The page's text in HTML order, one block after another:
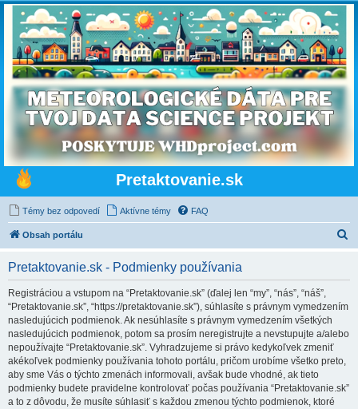
Pretaktovanie.sk
Témy bez odpovedí Aktívne témy FAQ
Obsah portálu
Pretaktovanie.sk - Podmienky používania
Registráciou a vstupom na “Pretaktovanie.sk” (ďalej len “my”, “nás”, “náš”,
“Pretaktovanie.sk”, “https://pretaktovanie.sk”), súhlasíte s právnym vymedzením
nasledujúcich podmienok. Ak nesúhlasíte s právnym vymedzením všetkých
nasledujúcich podmienok, potom sa prosím neregistrujte a nevstupujte a/alebo
nepoužívajte “Pretaktovanie.sk”. Vyhradzujeme si právo kedykoľvek zmeniť
akékoľvek podmienky používania tohoto portálu, pričom urobíme všetko preto,
aby sme Vás o týchto zmenách informovali, avšak bude vhodné, ak tieto
podmienky budete pravidelne kontrolovať počas používania “Pretaktovanie.sk”
a to z dôvodu, že musíte súhlasiť s každou zmenou týchto podmienok, ktoré